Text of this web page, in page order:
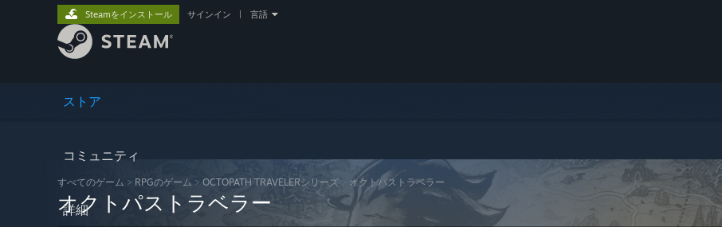
ストア
コミュニティ
詳細
Steamをインストール サインイン 言語
すべてのゲーム > RPGのゲーム > OCTOPATH TRAVELERシリーズ> オクトパストラベラー
オクトパストラベラー